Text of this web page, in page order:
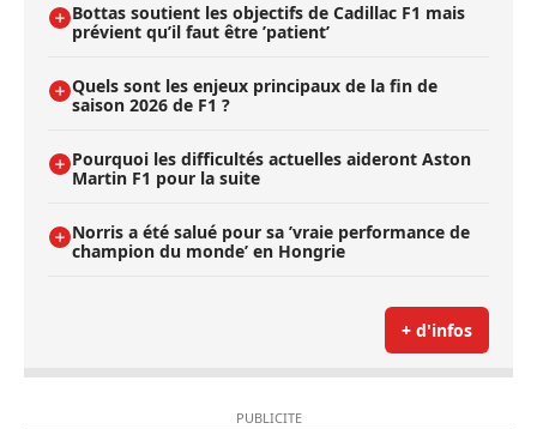
Bottas soutient les objectifs de Cadillac F1 mais
prévient qu’il faut être ’patient’
Quels sont les enjeux principaux de la fin de
saison 2026 de F1 ?
Pourquoi les difficultés actuelles aideront Aston
Martin F1 pour la suite
Norris a été salué pour sa ’vraie performance de
champion du monde’ en Hongrie
+ d'infos